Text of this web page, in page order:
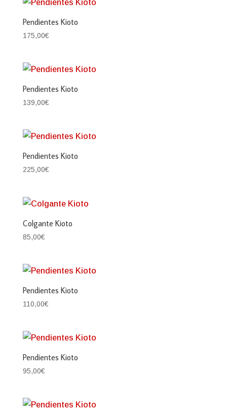
Pendientes Kioto
175,00€
Pendientes Kioto
139,00€
Pendientes Kioto
225,00€
Colgante Kioto
85,00€
Pendientes Kioto
110,00€
Pendientes Kioto
95,00€